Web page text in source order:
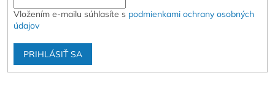
Vložením e-mailu súhlasíte s podmienkami ochrany osobných
údajov
PRIHLÁSIŤ SA